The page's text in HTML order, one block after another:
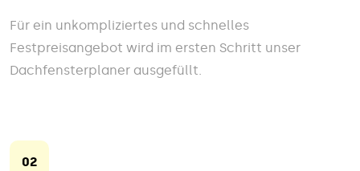
Für ein unkompliziertes und schnelles
Festpreisangebot wird im ersten Schritt unser
Dachfensterplaner ausgefüllt.
02